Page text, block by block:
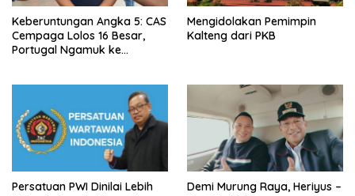
Keberuntungan Angka 5: CAS
Cempaga Lolos 16 Besar,
Portugal Ngamuk ke
Mengidolakan Pemimpin
Kalteng dari PKB
Persatuan PWI Dinilai Lebih
Demi Murung Raya, Heriyus –